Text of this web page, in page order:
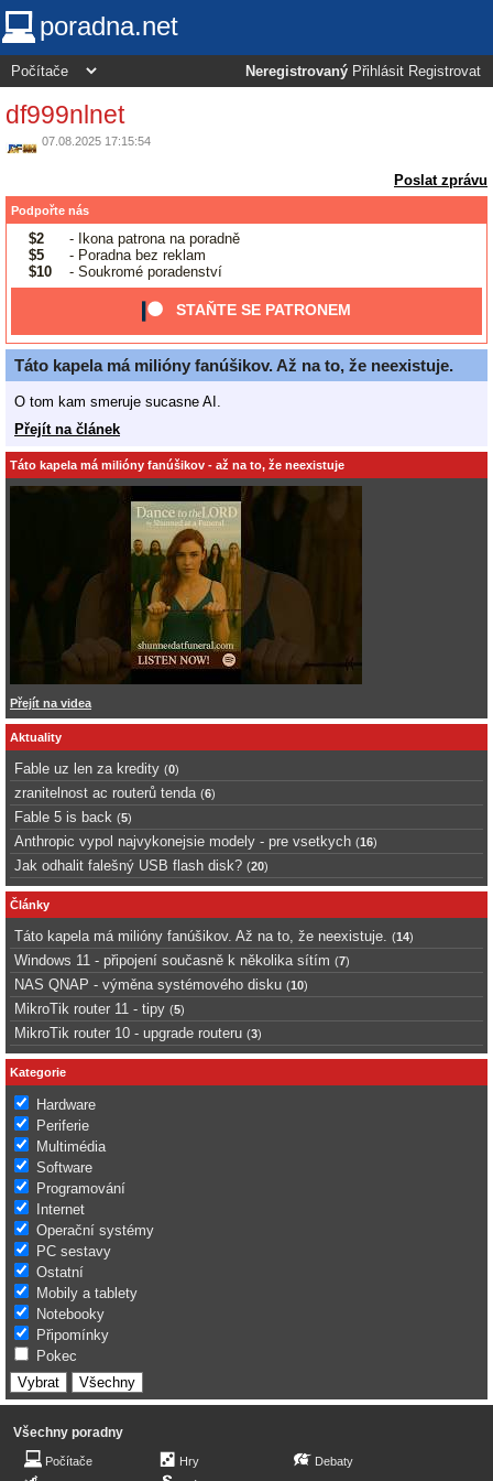
poradna.net
Neregistrovaný Přihlásit Registrovat
df999nlnet
07.08.2025 17:15:54
Poslat zprávu
Podpořte nás
$2
- Ikona patrona na poradně
$5
- Poradna bez reklam
$10
- Soukromé poradenství
STAŇTE SE PATRONEM
Táto kapela má milióny fanúšikov. Až na to, že neexistuje.
O tom kam smeruje sucasne AI.
Přejít na článek
Táto kapela má milióny fanúšikov - až na to, že neexistuje
Přejít na videa
Aktuality
Fable uz len za kredity (0)
zranitelnost ac routerů tenda (6)
Fable 5 is back (5)
Anthropic vypol najvykonejsie modely - pre vsetkych (16)
Jak odhalit falešný USB flash disk? (20)
Články
Táto kapela má milióny fanúšikov. Až na to, že neexistuje. (14)
Windows 11 - připojení současně k několika sítím (7)
NAS QNAP - výměna systémového disku (10)
MikroTik router 11 - tipy (5)
MikroTik router 10 - upgrade routeru (3)
Kategorie
Hardware
Periferie
Multimédia
Software
Programování
Internet
Operační systémy
PC sestavy
Ostatní
Mobily a tablety
Notebooky
Připomínky
Pokec
Všechny poradny
Počítače
Hry
Debaty